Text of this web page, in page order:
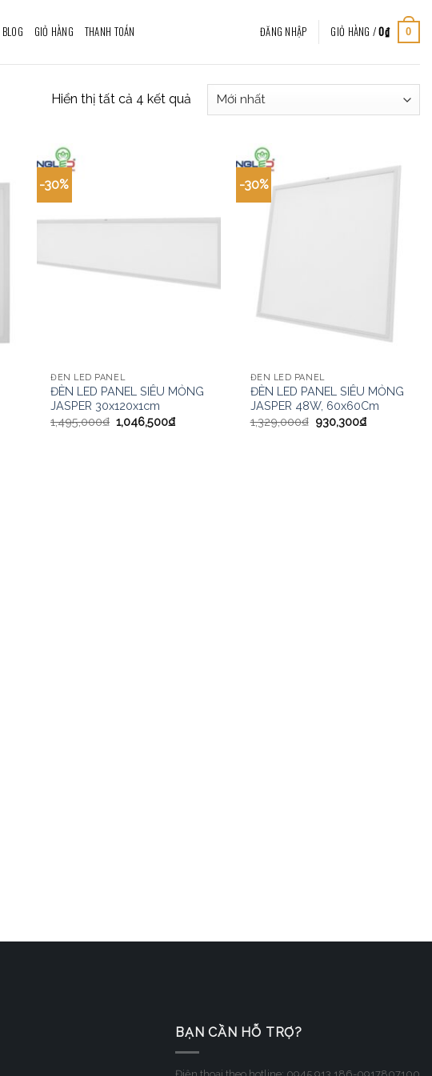
BLOG GIỎ HÀNG THANH TOÁN ĐĂNG NHẬP GIỎ HÀNG /0₫ 0
Hiển thị tất cả 4 kết quả
-30%
ĐÈN LED PANEL
ĐÈN LED PANEL SIÊU MỎNG
JASPER 30x120x1cm
1,495,000₫ 1,046,500₫
-30%
ĐÈN LED PANEL
ĐÈN LED PANEL SIÊU MỎNG
JASPER 48W, 60x60Cm
1,329,000₫ 930,300₫
BẠN CẦN HỖ TRỢ?